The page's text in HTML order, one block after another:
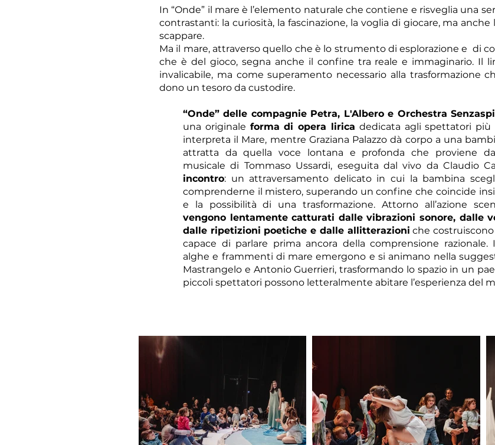
In “Onde” il mare è l’elemento naturale che contiene e risveglia una
contrastanti: la curiosità, la fascinazione, la voglia di giocare, ma anche
scappare.
Ma il mare, attraverso quello che è lo strumento di esplorazione e di
che è del gioco, segna anche il confine tra reale e immaginario. Il
invalicabile, ma come superamento necessario alla trasformazione
dono un tesoro da custodire.
“Onde” delle compagnie Petra, L'Albero e Orchestra
una originale forma di opera lirica dedicata agli spettatori più
interpreta il Mare, mentre Graziana Palazzo dà corpo a una
attratta da quella voce lontana e profonda che proviene
musicale di Tommaso Ussardi, eseguita dal vivo da Claudio
incontro: un attraversamento delicato in cui la bambina
comprenderne il mistero, superando un confine che coincide
e la possibilità di una trasformazione. Attorno all’azione
vengono lentamente catturati dalle vibrazioni sonore, dalle
dalle ripetizioni poetiche e dalle allitterazioni che
capace di parlare prima ancora della comprensione razionale.
alghe e frammenti di mare emergono e si animano nella
Mastrangelo e Antonio Guerrieri, trasformando lo spazio in un
piccoli spettatori possono letteralmente abitare l’esperienza del